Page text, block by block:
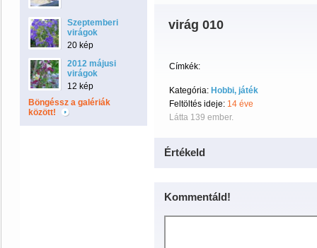
Szeptemberi
virágok
20 kép
2012 májusi
virágok
12 kép
Böngéssz a galériák
között!
virág 010
Címkék:
Kategória: Hobbi, játék
Feltöltés ideje: 14 éve
Látta 139 ember.
Értékeld
Kommentáld!